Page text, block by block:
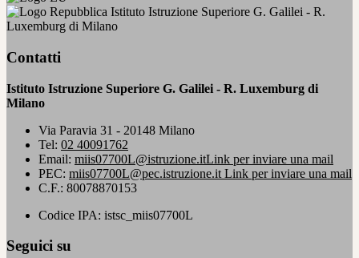
Istituto Istruzione Superiore G. Galilei - R.
Luxemburg di Milano
Contatti
Istituto Istruzione Superiore G. Galilei - R. Luxemburg di
Milano
Via Paravia 31 - 20148 Milano
Tel: 02 40091762
Email: miis07700L@istruzione.itLink per inviare una mail
PEC: miis07700L@pec.istruzione.it Link per inviare una mail
C.F.: 80078870153
Codice IPA: istsc_miis07700L
Seguici su